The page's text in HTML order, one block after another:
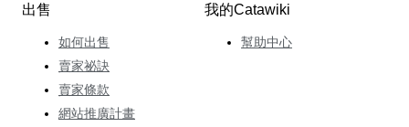
出售
如何出售
賣家祕訣
賣家條款
網站推廣計畫
我的Catawiki
幫助中心